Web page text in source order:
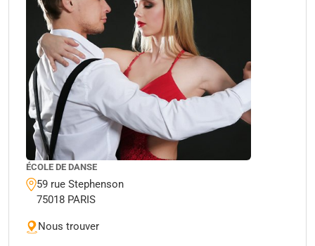
ÉCOLE DE DANSE
59 rue Stephenson
75018 PARIS
Nous trouver